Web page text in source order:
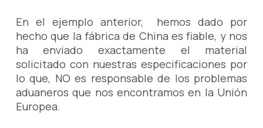
En el ejemplo anterior, hemos dado por
hecho que la fábrica de China es fiable, y nos
ha enviado exactamente el material
solicitado con nuestras especificaciones por
lo que, NO es responsable de los problemas
aduaneros que nos encontramos en la Unión
Europea.